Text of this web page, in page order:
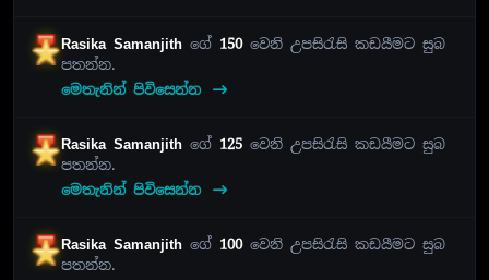
Rasika Samanjithගේ 150වෙනි උපසිරැසි කඩයීමට සුබ
පතන්න.
මෙතැනින් පිවිසෙන්න
Rasika Samanjithගේ 125 වෙනි උපසිරැසි කඩයීමට සුබ
පතන්න.
මෙතැනින් පිවිසෙන්න
Rasika Samanjithගේ 100වෙනි උපසිරැසි කඩයීමට සුබ
පතන්න.